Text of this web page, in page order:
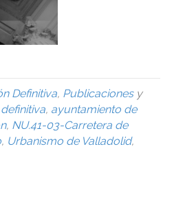
Definitiva, Publicacionesy
, ayuntamiento de
, NU.41-03-Carretera de
, Urbanismo de Valladolid,